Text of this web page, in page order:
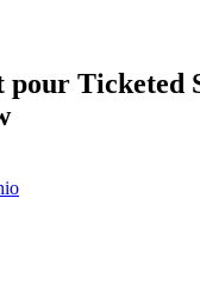
Ticketed